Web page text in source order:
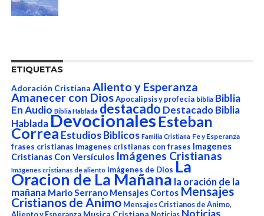
ETIQUETAS
Adoración Cristiana Aliento y Esperanza
Amanecer con Dios Apocalipsis y profecía biblia Biblia
En Audio Biblia Hablada destacado Destacado Biblia
HabladaDevocionalesEsteban
Correa Estudios Biblicos Familia Cristiana Fe y Esperanza
frases cristianas Imagenes cristianas con frases Imagenes
Cristianas Con Versículos Imágenes Cristianas
Imágenes cristianas de aliento imágenes de Dios La
Oracion de La Mañana la oración de la
mañana Mario Serrano Mensajes Cortos Mensajes
Cristianos de Animo Mensajes Cristianos de Animo,
Aliento y Esperanza Musica Cristiana
Noticias